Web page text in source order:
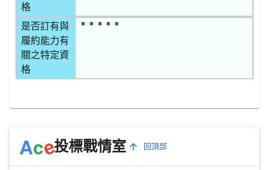
格
是否訂有與
履約能力有
關之特定資
格
* * * * *
Ace投標戰情室 回頂部